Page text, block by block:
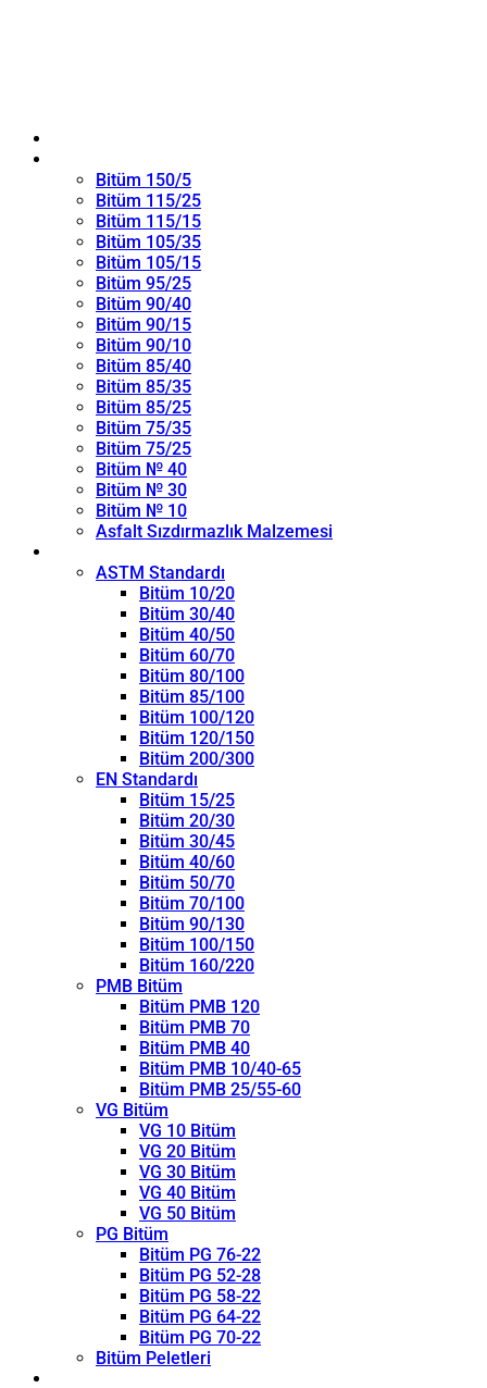
Bitüm 150/5
Bitüm 115/25
Bitüm 115/15
Bitüm 105/35
Bitüm 105/15
Bitüm 95/25
Bitüm 90/40
Bitüm 90/15
Bitüm 90/10
Bitüm 85/40
Bitüm 85/35
Bitüm 85/25
Bitüm 75/35
Bitüm 75/25
Bitüm № 40
Bitüm № 30
Bitüm № 10
Asfalt Sızdırmazlık Malzemesi
ASTM Standardı
Bitüm 10/20
Bitüm 30/40
Bitüm 40/50
Bitüm 60/70
Bitüm 80/100
Bitüm 85/100
Bitüm 100/120
Bitüm 120/150
Bitüm 200/300
EN Standardı
Bitüm 15/25
Bitüm 20/30
Bitüm 30/45
Bitüm 40/60
Bitüm 50/70
Bitüm 70/100
Bitüm 90/130
Bitüm 100/150
Bitüm 160/220
PMB Bitüm
Bitüm PMB 120
Bitüm PMB 70
Bitüm PMB 40
Bitüm PMB 10/40-65
Bitüm PMB 25/55-60
VG Bitüm
VG 10 Bitüm
VG 20 Bitüm
VG 30 Bitüm
VG 40 Bitüm
VG 50 Bitüm
PG Bitüm
Bitüm PG 76-22
Bitüm PG 52-28
Bitüm PG 58-22
Bitüm PG 64-22
Bitüm PG 70-22
Bitüm Peletleri